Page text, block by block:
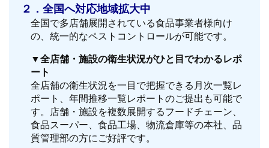
２．全国へ対応地域拡大中
全国で多店舗展開されている食品事業者様向け
の、統一的なペストコントロールが可能です。
▼全店舗・施設の衛生状況がひと目でわかるレポ
ート
全店舗の衛生状況を一目で把握できる月次一覧レ
ポート、年間推移一覧レポートのご提出も可能で
す。店舗・施設を複数展開するフードチェーン、
食品スーパー、食品工場、物流倉庫等の本社、品
質管理部の方にご好評です。